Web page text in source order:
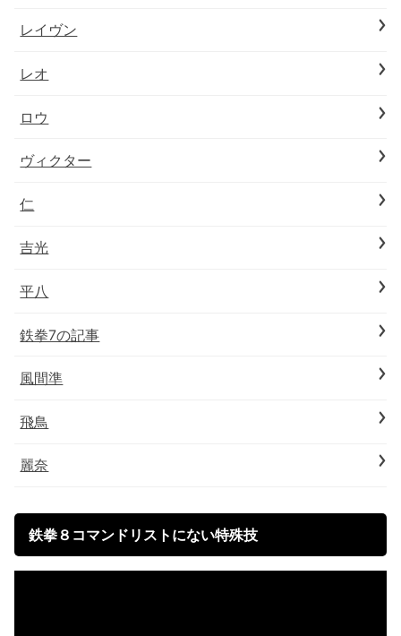
レイヴン
レオ
ロウ
ヴィクター
仁
吉光
平八
鉄拳7の記事
風間準
飛鳥
麗奈
鉄拳８コマンドリストにない特殊技